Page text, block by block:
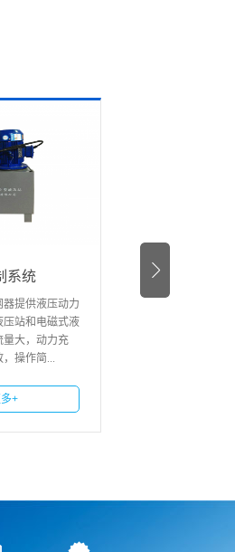
山东双阀24V电磁阀
双阀24V电磁阀液压站